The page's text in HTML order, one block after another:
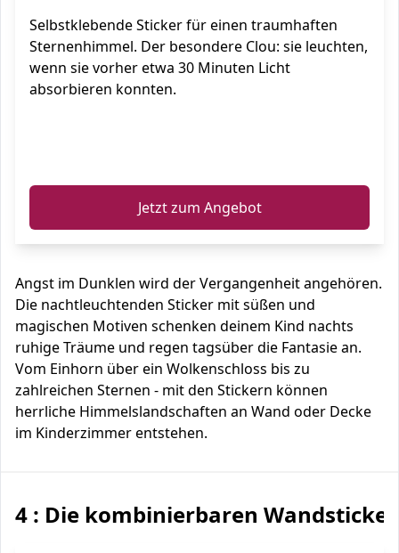
Selbstklebende Sticker für einen traumhaften
Sternenhimmel. Der besondere Clou: sie leuchten,
wenn sie vorher etwa 30 Minuten Licht
absorbieren konnten.
Jetzt zum Angebot
Angst im Dunklen wird der Vergangenheit angehören.
Die nachtleuchtenden Sticker mit süßen und
magischen Motiven schenken deinem Kind nachts
ruhige Träume und regen tagsüber die Fantasie an.
Vom Einhorn über ein Wolkenschloss bis zu
zahlreichen Sternen - mit den Stickern können
herrliche Himmelslandschaften an Wand oder Decke
im Kinderzimmer entstehen.
4 : Die kombinierbaren Wandsticker